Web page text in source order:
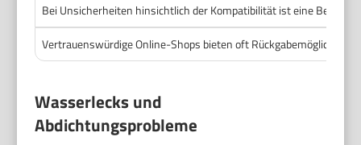
Bei Unsicherheiten hinsichtlich der Kompatibilität ist eine
Vertrauenswürdige Online-Shops bieten oft
Wasserlecks und
Abdichtungsprobleme